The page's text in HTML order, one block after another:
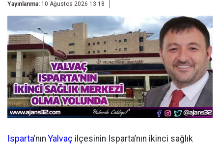
Yayınlanma: 10 Ağustos 2026 13:18
Isparta’nınYalvaç ilçesinin Isparta’nın ikinci sağlık